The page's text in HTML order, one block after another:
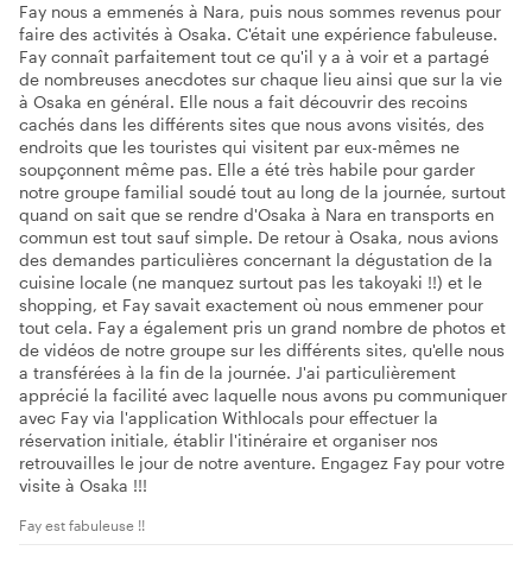
Fay nous a emmenés à Nara, puis nous sommes revenus pour
faire des activités à Osaka. C'était une expérience fabuleuse.
Fay connaît parfaitement tout ce qu'il y a à voir et a partagé
de nombreuses anecdotes sur chaque lieu ainsi que sur la vie
à Osaka en général. Elle nous a fait découvrir des recoins
cachés dans les différents sites que nous avons visités, des
endroits que les touristes qui visitent par eux-mêmes ne
soupçonnent même pas. Elle a été très habile pour garder
notre groupe familial soudé tout au long de la journée, surtout
quand on sait que se rendre d'Osaka à Nara en transports en
commun est tout sauf simple. De retour à Osaka, nous avions
des demandes particulières concernant la dégustation de la
cuisine locale (ne manquez surtout pas les takoyaki !!) et le
shopping, et Fay savait exactement où nous emmener pour
tout cela. Fay a également pris un grand nombre de photos et
de vidéos de notre groupe sur les différents sites, qu'elle nous
a transférées à la fin de la journée. J'ai particulièrement
apprécié la facilité avec laquelle nous avons pu communiquer
avec Fay via l'application Withlocals pour effectuer la
réservation initiale, établir l'itinéraire et organiser nos
retrouvailles le jour de notre aventure. Engagez Fay pour votre
visite à Osaka !!!
Fay est fabuleuse !!